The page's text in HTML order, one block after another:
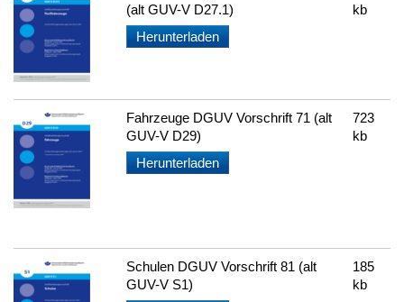
(alt GUV-V D27.1)
Herunterladen
kb
Fahrzeuge DGUV Vorschrift 71 (alt
GUV-V D29)
Herunterladen
723
kb
Schulen DGUV Vorschrift 81 (alt
GUV-V S1)
185
kb